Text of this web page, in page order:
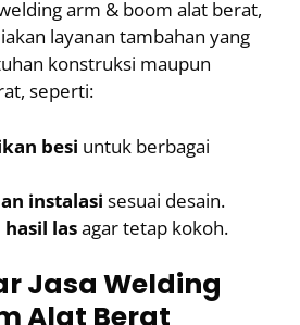
arm & boom alat berat,
layanan tambahan yang
konstruksi maupun
seperti:
besi untuk berbagai
instalasi sesuai desain.
lasagar tetap kokoh.
Jasa Welding
Alat Berat